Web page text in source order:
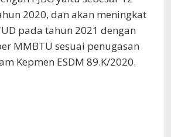
2020, dan akan meningkat
pada tahun 2021 dengan
MMBTU sesuai penugasan
Kepmen ESDM 89.K/2020.